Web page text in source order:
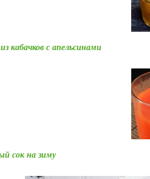
кабачков с апельсинами
сок на зиму